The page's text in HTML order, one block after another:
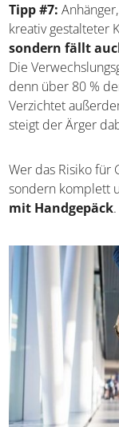
Tipp #7:
kreativ gestalteter
sondern fällt
Die
denn über 80 %
Verzichtet
steigt der Ärger
Wer das Risiko für
sondern komplett
mit Handgepäck.